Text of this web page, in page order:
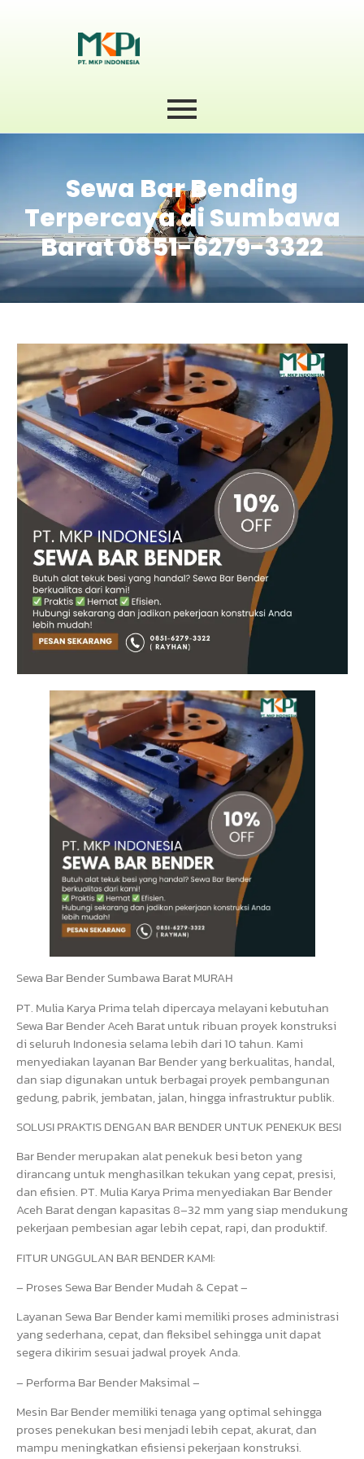
Sewa Bar Bending
Terpercaya di Sumbawa
Barat 0851-6279-3322
Sewa Bar Bender Sumbawa Barat MURAH
PT. Mulia Karya Prima telah dipercaya melayani kebutuhan
Sewa Bar Bender Aceh Barat untuk ribuan proyek konstruksi
di seluruh Indonesia selama lebih dari 10 tahun. Kami
menyediakan layanan Bar Bender yang berkualitas, handal,
dan siap digunakan untuk berbagai proyek pembangunan
gedung, pabrik, jembatan, jalan, hingga infrastruktur publik.
SOLUSI PRAKTIS DENGAN BAR BENDER UNTUK PENEKUK BESI
Bar Bender merupakan alat penekuk besi beton yang
dirancang untuk menghasilkan tekukan yang cepat, presisi,
dan efisien. PT. Mulia Karya Prima menyediakan Bar Bender
Aceh Barat dengan kapasitas 8–32 mm yang siap mendukung
pekerjaan pembesian agar lebih cepat, rapi, dan produktif.
FITUR UNGGULAN BAR BENDER KAMI:
– Proses Sewa Bar Bender Mudah & Cepat –
Layanan Sewa Bar Bender kami memiliki proses administrasi
yang sederhana, cepat, dan fleksibel sehingga unit dapat
segera dikirim sesuai jadwal proyek Anda.
– Performa Bar Bender Maksimal –
Mesin Bar Bender memiliki tenaga yang optimal sehingga
proses penekukan besi menjadi lebih cepat, akurat, dan
mampu meningkatkan efisiensi pekerjaan konstruksi.